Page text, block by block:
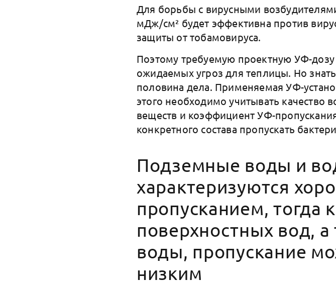
Для борьбы с вирусными
мДж/см² будет эффективна против
защиты от тобамовируса.
Поэтому требуемую проектную УФ-
ожидаемых угроз для теплицы. Но
половина дела. Применяемая УФ-
этого необходимо учитывать
веществ и коэффициент УФ-
конкретного состава пропускать
Подземные воды и
характеризуются
пропусканием, тогда
поверхностных вод,
воды, пропускание
низким